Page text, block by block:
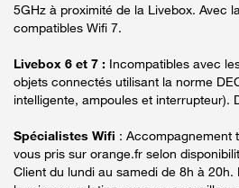
5GHz à proximité de la Livebox. Avec
compatibles Wifi 7.
Livebox 6 et 7 : Incompatibles avec
objets connectés utilisant la norme
intelligente, ampoules et interrupteur).
Spécialistes Wifi : Accompagnement
vous pris sur orange.fr selon
Client du lundi au samedi de 8h à 20h.